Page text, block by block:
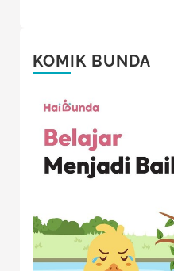
KOMIK BUNDA